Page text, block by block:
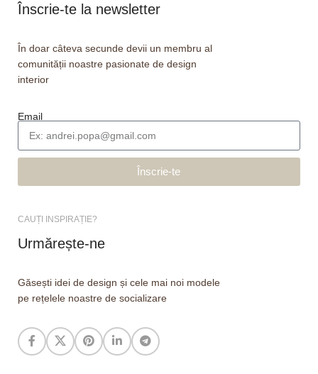
Înscrie-te la newsletter
În doar câteva secunde devii un membru al
comunității noastre pasionate de design
interior
Email
Înscrie-te
CAUȚI INSPIRAȚIE?
Urmărește-ne
Găsești idei de design și cele mai noi modele
pe rețelele noastre de socializare